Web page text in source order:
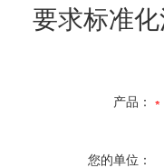
要求标准
产品：
您的单位：